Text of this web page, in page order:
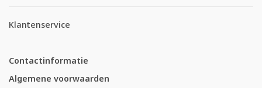
Klantenservice
Contactinformatie
Algemene voorwaarden